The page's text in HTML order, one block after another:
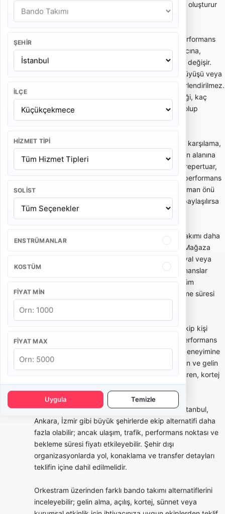
ŞEHIR
İLÇE
HIZMET TIPI
SOLIST
ENSTRÜMANLAR
KOSTÜM
FIYAT MIN
FIYAT MAX
Uygula Temizle
başlangıcında dikkat çekici bir karşılama etkisi oluşturur
ve kalabalığın enerjisini hızlıca yükseltir.
Bando takımı fiyatları; ekipteki kişi sayısına, performans
süresine, etkinlik yerine, şehir dışı ulaşım ihtiyacına,
kostüm tercihine ve repertuar kapsamına göre değişir.
Kısa gelin alma performansı ile uzun kortej yürüyüşü veya
kurumsal açılış programı aynı kapsamda değerlendirilmez.
Bu yüzden teklif alırken kaç kişilik ekip geleceği, kaç
dakika performans yapılacağı ve ulaşım dahil olup
olmadığı netleştirilmelidir.
Gelin alma ve düğün bandosu, özellikle ev önü karşılama,
gelin çıkarma, konvoy öncesi eğlence ve düğün alanına
enerjik giriş gibi anlarda tercih edilir. Hareketli repertuar,
oyun havaları ve davetlileri sürece dahil eden performans
tarzı bu kullanımda önemlidir. Dar sokak, apartman önü
veya açık alan gibi mekan detayları önceden paylaşılırsa
ekip planlaması daha doğru yapılır.
Açılış, kortej ve kurumsal etkinliklerde bando takımı daha
düzenli, ritimli ve dikkat çekici bir akış sağlar. Mağaza
açılışı, belediye etkinliği, okul töreni, fuar, festival veya
marka aktivasyonlarında kısa ve güçlü performanslar
tercih edilebilir. Bu tür organizasyonlarda kostüm
bütünlüğü, saat planı, yürüyüş rotası ve bekleme süresi
teklifin önemli parçalarıdır.
Bando takımı seçerken yalnızca fiyata değil, ekip kişi
sayısına, repertuar örneklerine, daha önceki performans
videolarına, kostüm seçeneklerine ve etkinlik deneyimine
bakmak gerekir. Bazı bandolar daha çok düğün ve gelin
alma odaklı çalışırken, bazı ekipler kurumsal tören, kortej
ve festival tecrübesiyle öne çıkar.
Şehre göre bando takımı fiyatları değişebilir. İstanbul,
Ankara, İzmir gibi büyük şehirlerde ekip alternatifi daha
fazla olabilir; ancak ulaşım, trafik, performans noktası ve
bekleme süresi fiyatı etkileyebilir. Şehir dışı
organizasyonlarda yol, konaklama ve transfer detayları
teklifin içine dahil edilmelidir.
Orkestram üzerinden farklı bando takımı alternatiflerini
inceleyebilir; gelin alma, açılış, kortej, sünnet veya